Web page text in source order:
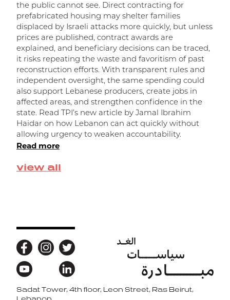
view all
the public cannot see. Direct contracting for
prefabricated housing may shelter families
displaced by Israeli attacks more quickly, but unless
prices are published, contract awards are
explained, and beneficiary decisions can be traced,
it risks repeating the waste and favoritism of past
reconstruction efforts. With transparent rules and
independent oversight, the same spending could
also support Lebanese producers, create jobs in
affected areas, and strengthen confidence in the
state. Read TPI’s new article by Jamal Ibrahim
Haidar on how Lebanon can act quickly without
allowing urgency to weaken accountability.
Read more
Sadat Tower, 4th floor, Leon Street, Ras Beirut,
Back to top